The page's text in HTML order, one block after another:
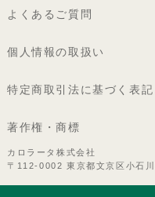
よくあるご質問
個人情報の取扱い
特定商取引法に基づく表記
著作権・商標
カロラータ株式会社
〒112-0002 東京都文京区小石